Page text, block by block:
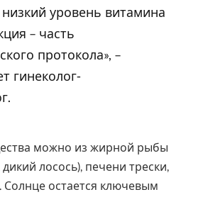
уровень витамина
– часть
протокола», –
гинеколог-
можно из жирной рыбы
лосось), печени трески,
Солнце остается ключевым